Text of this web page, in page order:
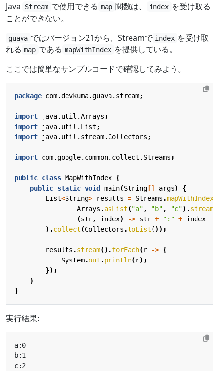
Java Stream で使用できる map 関数は、 index を受け取る
ことができない。
guava ではバージョン21から、Streamで index を受け取
れる map である mapWithIndex を提供している。
ここでは簡単なサンプルコードで確認してみよう。
package com.devkuma.guava.stream;
import java.util.Arrays ;
import
java.util.List ;
import
java.util.stream.Collectors ;
import com.google.common.collect.Streams ;
public class MapWithIndex {
public static void main(String [] args)
{
List<String> results = Streams .mapWithIndex
Arrays .asList("a" , "b" , "c").stream
(str, index) -> str + ":" + index
).collect(Collectors .toList());
results .stream().forEach(r -> {
System.out .println(r);
});
}
}
実行結果: